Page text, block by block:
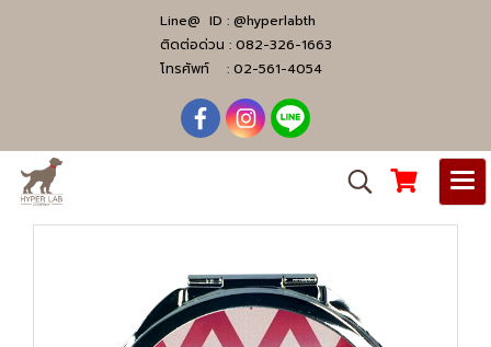
Line@ ID : @hyperlabth
ติดต่อด่วน : 082-326-1663
โทรศัพท์ : 02-561-4054